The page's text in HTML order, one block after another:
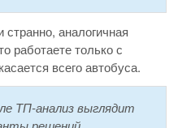
аналогичная
работаете только с
всего автобуса.
ТП-анализ выглядит